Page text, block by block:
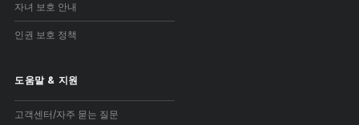
자녀 보호 안내
인권 보호 정책
도움말& 지원
고객센터/자주 묻는 질문